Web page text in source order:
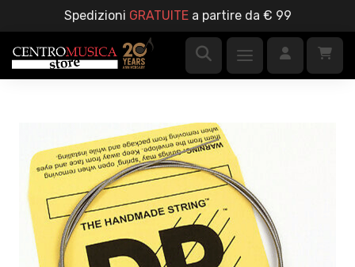
Spedizioni GRATUITEa partire da € 99